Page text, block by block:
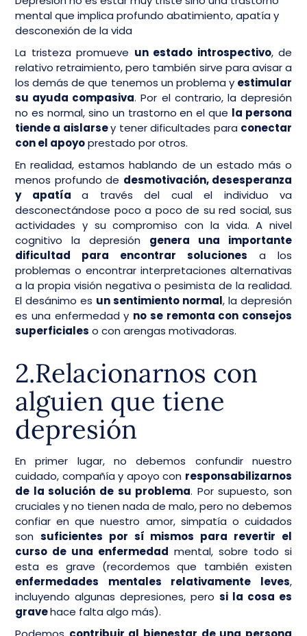
mental que implica profundo abatimiento, apatía y
desconexión de la vida
La tristeza promueve un estado introspectivo, de
relativo retraimiento, pero también sirve para avisar a
los demás de que tenemos un problema y estimular
su ayuda compasiva. Por el contrario, la depresión
no es normal, sino un trastorno en el que la persona
tiende a aislarsey tener dificultades para conectar
con el apoyoprestado por otros.
En realidad, estamos hablando de un estado más o
menos profundo de desmotivación, desesperanza
y apatía a través del cual el individuo va
desconectándose poco a poco de su red social, sus
actividades y su compromiso con la vida. A nivel
cognitivo la depresión genera una importante
dificultad para encontrar soluciones a los
problemas o encontrar interpretaciones alternativas
a la propia visión negativa o pesimista de la realidad.
El desánimo es un sentimiento normal, la depresión
es una enfermedad y no se remonta con consejos
superficiales o con arengas motivadoras.
2.Relacionarnos con
alguien que tiene
depresión
En primer lugar, no debemos confundir nuestro
cuidado, compañía y apoyo con responsabilizarnos
de la solución de su problema. Por supuesto, son
cruciales y no tienen nada de malo, pero no debemos
confiar en que nuestro amor, simpatía o cuidados
son suficientes por sí mismos para revertir el
curso de una enfermedad mental, sobre todo si
esta es grave (recordemos que también existen
enfermedades mentales relativamente leves,
incluyendo algunas depresiones, pero si la cosa es
gravehace falta algo más).